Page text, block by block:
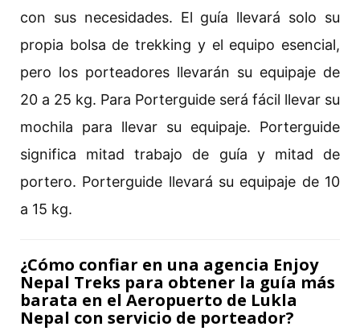
con sus necesidades. El guía llevará solo su
propia bolsa de trekking y el equipo esencial,
pero los porteadores llevarán su equipaje de
20 a 25 kg. Para Porterguide será fácil llevar su
mochila para llevar su equipaje. Porterguide
significa mitad trabajo de guía y mitad de
portero. Porterguide llevará su equipaje de 10
a 15 kg.
¿Cómo confiar en una agencia Enjoy
Nepal Treks para obtener la guía más
barata en el Aeropuerto de Lukla
Nepal con servicio de porteador?